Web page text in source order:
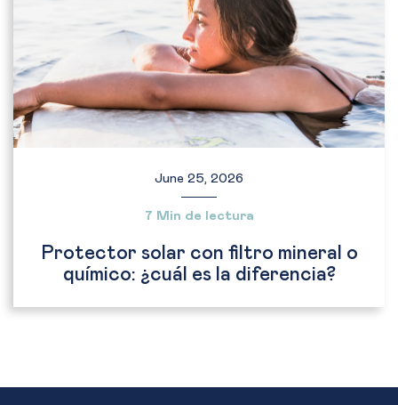
June 25, 2026
7 Min de lectura
Protector solar con filtro mineral o
químico: ¿cuál es la diferencia?